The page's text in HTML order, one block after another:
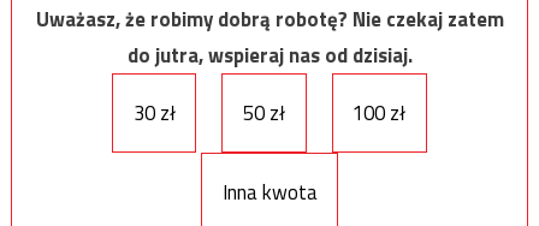
Uważasz, że robimy dobrą robotę? Nie czekaj zatem
do jutra, wspieraj nas od dzisiaj.
30 zł
50 zł 100 zł
Inna kwota